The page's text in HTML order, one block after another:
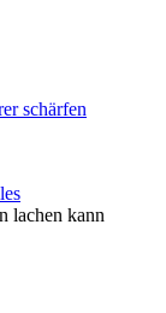
schärfen
lachen kann